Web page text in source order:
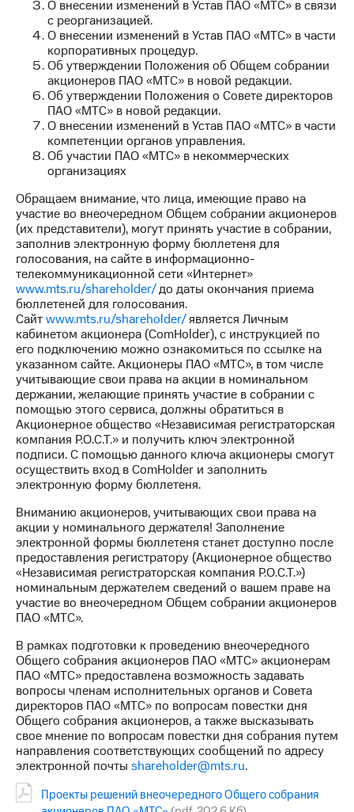
Контакты
Новости
в
регионе
и акционерам
Корпоративное
управление
Корпоративный
Раскрытие
информации
Информация
акционерам
Документы
ПАО
"МТС"
Собрания
акционеров
Личный
кабинет
акционера
Акционерный
капитал
Контроль
и
аудит
Рынок
акций
Программа
приобретения
Порядок
выкупа
акций
Дивиденды
Рынок
облигаций
Описание
Еврооблигации-2023
Уведомление
о
погашении
именных
облигаций
Другое
Регистратор
Реквизиты
О внесении изменений в Устав ПАО «МТС» в связи
с реорганизацией.
О внесении изменений в Устав ПАО «МТС» в части
корпоративных процедур.
Об утверждении Положения об Общем собрании
акционеров ПАО «МТС» в новой редакции.
Об утверждении Положения о Совете директоров
ПАО «МТС» в новой редакции.
О внесении изменений в Устав ПАО «МТС» в части
компетенции органов управления.
Об участии ПАО «МТС» в некоммерческих
организациях
Обращаем внимание, что лица, имеющие право на
участие во внеочередном Общем собрании акционеров
(их представители), могут принять участие в собрании,
заполнив электронную форму бюллетеня для
голосования, на сайте в информационно-
телекоммуникационной сети «Интернет»
www.mts.ru/shareholder/до даты окончания приема
бюллетеней для голосования.
Сайтwww.mts.ru/shareholder/является Личным
кабинетом акционера (ComHolder), c инструкцией по
его подключению можно ознакомиться по ссылке на
указанном сайте. Акционеры ПАО «МТС», в том числе
учитывающие свои права на акции в номинальном
держании, желающие принять участие в собрании с
помощью этого сервиса, должны обратиться в
Акционерное общество «Независимая регистраторская
компания Р.О.С.Т.» и получить ключ электронной
подписи. С помощью данного ключа акционеры смогут
осуществить вход в ComHolder и заполнить
электронную форму бюллетеня.
Вниманию акционеров, учитывающих свои права на
акции у номинального держателя! Заполнение
электронной формы бюллетеня станет доступно после
предоставления регистратору (Акционерное общество
«Независимая регистраторская компания Р.О.С.Т.»)
номинальным держателем сведений о вашем праве на
участие во внеочередном Общем собрании акционеров
ПАО «МТС».
В рамках подготовки к проведению внеочередного
Общего собрания акционеров ПАО «МТС» акционерам
ПАО «МТС» предоставлена возможность задавать
вопросы членам исполнительных органов и Совета
директоров ПАО «МТС» по вопросам повестки дня
Общего собрания акционеров, а также высказывать
свое мнение по вопросам повестки дня собрания путем
направления соответствующих сообщений по адресу
электронной почты shareholder@mts.ru.
Проекты решений внеочередного Общего собрания